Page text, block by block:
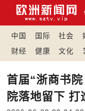
中国 国际 社会
财经
健康 文化
首届“浙商书
院落地留下